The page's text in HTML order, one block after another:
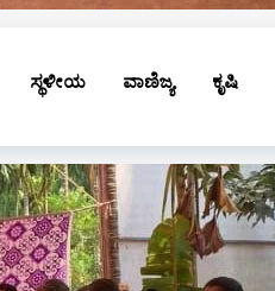
ಸ್ಥಳೀಯ ವಾಣಿಜ್ಯ ಕೃಷಿ